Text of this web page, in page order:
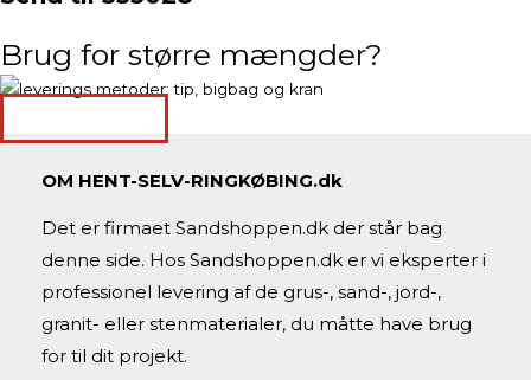
Brug for større mængder?
OM HENT-SELV-RINGKØBING.dk
Det er firmaet Sandshoppen.dk der står bag
denne side. Hos Sandshoppen.dk er vi eksperter i
professionel levering af de grus-, sand-, jord-,
granit- eller stenmaterialer, du måtte have brug
for til dit projekt.